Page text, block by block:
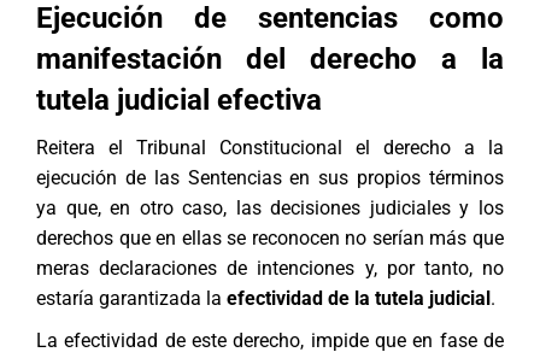
Ejecución de sentencias como
manifestación del derecho a la
tutela judicial efectiva
Reitera el Tribunal Constitucional el derecho a la
ejecución de las Sentencias en sus propios términos
ya que, en otro caso, las decisiones judiciales y los
derechos que en ellas se reconocen no serían más que
meras declaraciones de intenciones y, por tanto, no
estaría garantizada la efectividad de la tutela judicial.
La efectividad de este derecho, impide que en fase de